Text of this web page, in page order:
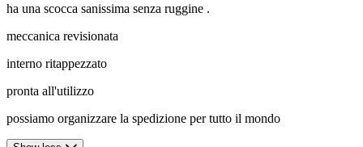
ha una scocca sanissima senza ruggine .
meccanica revisionata
interno ritappezzato
pronta all'utilizzo
possiamo organizzare la spedizione per tutto il mondo